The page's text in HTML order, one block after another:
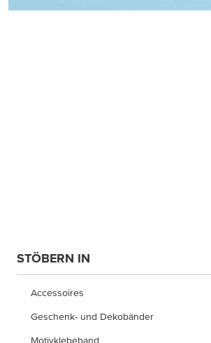
STÖBERN IN
Accessoires
Geschenk- und Dekobänder
Motivklebeband